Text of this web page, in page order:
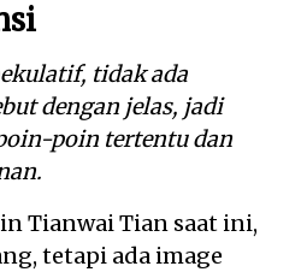
tidak ada
dengan jelas, jadi
poin tertentu dan
Tianwai Tian saat ini,
tetapi ada image